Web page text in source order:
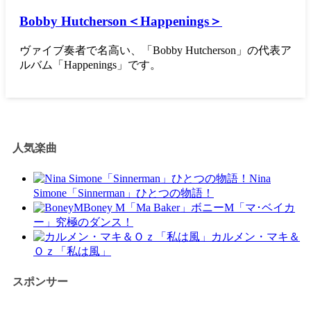
Bobby Hutcherson＜Happenings＞
ヴァイブ奏者で名高い、「Bobby Hutcherson」の代表ア
ルバム「Happenings」です。
人気楽曲
Nina
Simone「Sinnerman」ひとつの物語！
Boney M「Ma Baker」ボニーM「マ･ベイカ
ー」究極のダンス！
カルメン・マキ＆
Ｏｚ「私は風」
スポンサー